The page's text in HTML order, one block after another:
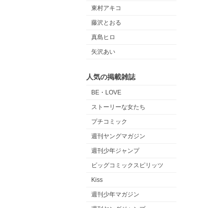
東村アキコ
藤沢とおる
真島ヒロ
矢沢あい
人気の掲載雑誌
BE・LOVE
ストーリーな女たち
プチコミック
週刊ヤングマガジン
週刊少年ジャンプ
ビッグコミックスピリッツ
Kiss
週刊少年マガジン